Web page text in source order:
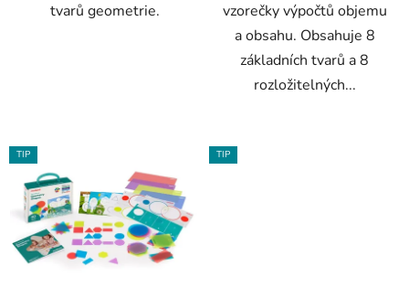
tvarů geometrie.
vzorečky výpočtů objemu
a obsahu. Obsahuje 8
základních tvarů a 8
rozložitelných...
TIP TIP